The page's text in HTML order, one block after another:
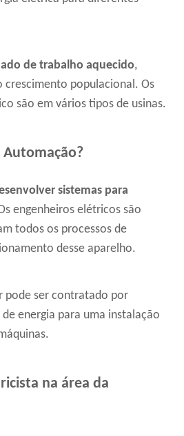
de trabalho aquecido,
populacional. Os
são em vários tipos de usinas.
sistemas para
engenheiros elétricos são
todos os processos de
desse aparelho.
pode ser contratado por
energia para uma instalação
na área da